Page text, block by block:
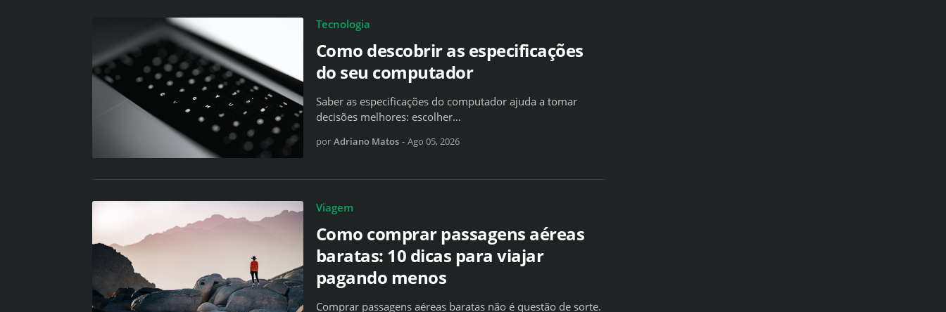
Tecnologia
Como descobrir as especificações
do seu computador
Saber as especificações do computador ajuda a tomar
decisões melhores: escolher…
por Adriano Matos - Ago 05, 2026
Viagem
Como comprar passagens aéreas
baratas: 10 dicas para viajar
pagando menos
Comprar passagens aéreas baratas não é questão de sorte.